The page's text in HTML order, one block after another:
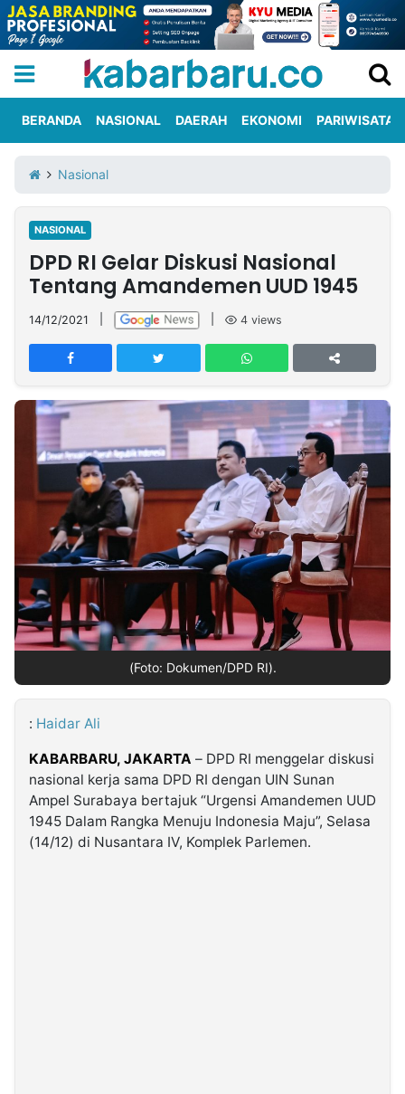
Iklan
Berita
Kami
Nasional
International
Olahraga
Entertainment
Daerah
Pariwisata
Kuliner
Kolom
Network
PT
TREETAN
MULTIMEDIA
INDONESIA
Partner
Insight
Time
Jogja
Rakyat
Idealita
News
Notice
Dinamikapost.com
Baru
Seedbacklink
Follow
Kabarbaru
BERANDA NASIONAL DAERAH EKONOMI PARIWISATA
Nasional
NASIONAL
DPD RI Gelar Diskusi Nasional
Tentang Amandemen UUD 1945
14/12/2021 4 views
(Foto: Dokumen/DPD RI).
: Haidar Ali
KABARBARU, JAKARTA – DPD RI menggelar diskusi
nasional kerja sama DPD RI dengan UIN Sunan
Ampel Surabaya bertajuk “Urgensi Amandemen UUD
1945 Dalam Rangka Menuju Indonesia Maju”, Selasa
(14/12) di Nusantara IV, Komplek Parlemen.